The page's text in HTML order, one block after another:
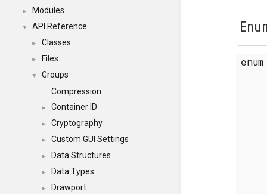
► Modules
▼ API Reference
► Classes
► Files
▼
Groups
Compression
► Container ID
► Cryptography
► Custom GUI Settings
► Data Structures
► Data Types
► Drawport